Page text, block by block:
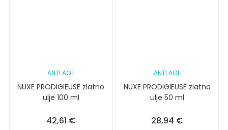
ANTI AGE
NUXE PRODIGIEUSE zlatno
ulje 100 ml
42,61 €
ANTI AGE
NUXE PRODIGIEUSE zlatno
ulje 50 ml
28,94 €